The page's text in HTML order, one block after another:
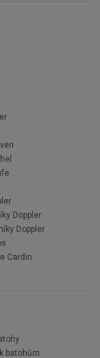
Doppler
Doppler
Cardin
batohům